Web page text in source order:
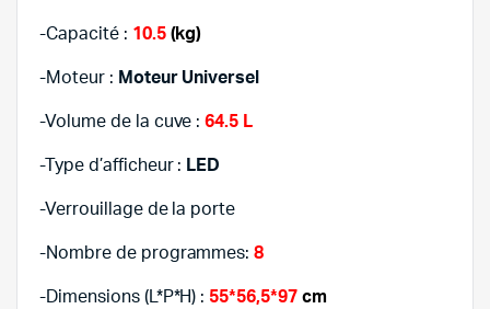
-Capacité : 10.5 (kg)
-Moteur : Moteur Universel
-Volume de la cuve :64.5 L
-Type d’afficheur : LED
-Verrouillage de la porte
-Nombre de programmes:8
-Dimensions (L*P*H) : 55*56,5*97cm